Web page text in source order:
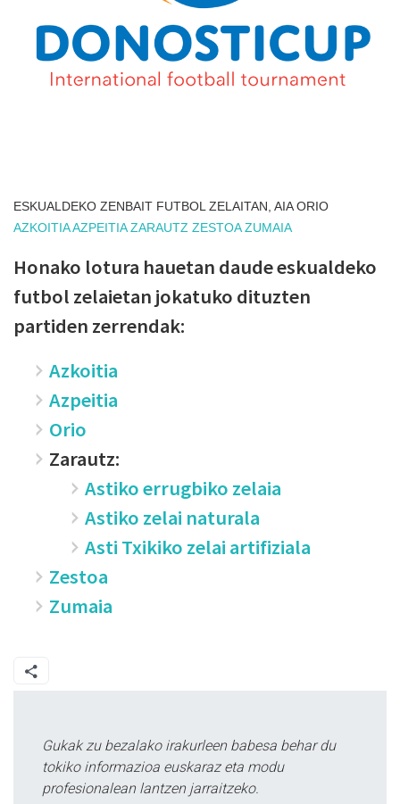
ESKUALDEKO ZENBAIT FUTBOL ZELAITAN, AIA ORIO
AZKOITIAAZPEITIA ZARAUTZ ZESTOA ZUMAIA
Honako lotura hauetan daude eskualdeko
futbol zelaietan jokatuko dituzten
partiden zerrendak:
Azkoitia
Azpeitia
Orio
Zarautz:
Astiko errugbiko zelaia
Astiko zelai naturala
Asti Txikiko zelai artifiziala
Zestoa
Zumaia
Gukak zu bezalako irakurleen babesa behar du
tokiko informazioa euskaraz eta modu
profesionalean lantzen jarraitzeko.